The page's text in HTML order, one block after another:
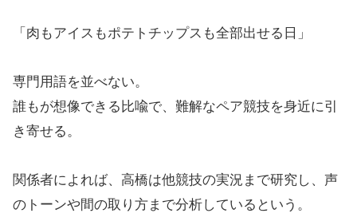
「肉もアイスもポテトチップスも全部出せる日」
専門用語を並べない。
誰もが想像できる比喩で、難解なペア競技を身近に引
き寄せる。
関係者によれば、高橋は他競技の実況まで研究し、声
のトーンや間の取り方まで分析しているという。